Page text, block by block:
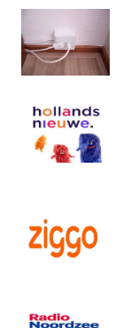
Sports
KPN
Feyenoord
Radio
Rijnmond
Studio
Sport